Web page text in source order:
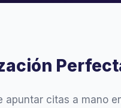
apuntar citas a mano